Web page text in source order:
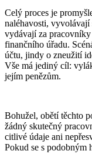
Celý proces je
naléhavosti,
vydávají za
finančního úřadu.
účtu, jindy o zneužití
Vše má jediný cíl:
jejím penězům.
Bohužel, obětí těchto
žádný skutečný
citlivé údaje ani
Pokud se s podobným